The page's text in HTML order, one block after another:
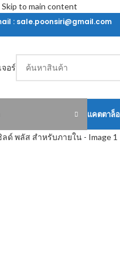
Skip to main content
: sale.poonsiri@gmail.com
แคตตาล็